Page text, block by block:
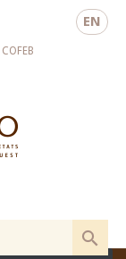
EN
COFEB